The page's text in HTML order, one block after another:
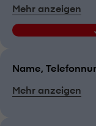
Mehr anzeigen
Name,
Mehr anzeigen